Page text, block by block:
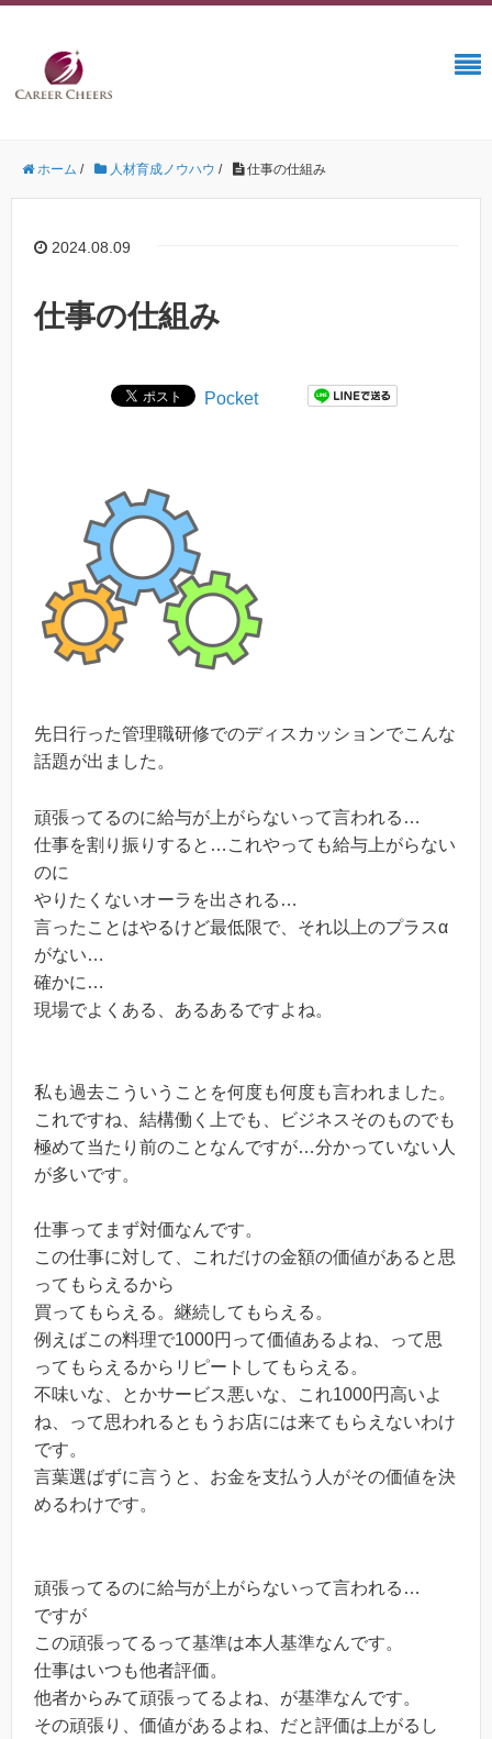
ホーム / 人材育成ノウハウ / 仕事の仕組み
2024.08.09
仕事の仕組み
Pocket
先日行った管理職研修でのディスカッションでこんな
話題が出ました。
頑張ってるのに給与が上がらないって言われる…
仕事を割り振りすると…これやっても給与上がらない
のに
やりたくないオーラを出される…
言ったことはやるけど最低限で、それ以上のプラスα
がない…
確かに…
現場でよくある、あるあるですよね。
私も過去こういうことを何度も何度も言われました。
これですね、結構働く上でも、ビジネスそのものでも
極めて当たり前のことなんですが…分かっていない人
が多いです。
仕事ってまず対価なんです。
この仕事に対して、これだけの金額の価値があると思
ってもらえるから
買ってもらえる。継続してもらえる。
例えばこの料理で1000円って価値あるよね、って思
ってもらえるからリピートしてもらえる。
不味いな、とかサービス悪いな、これ1000円高いよ
ね、って思われるともうお店には来てもらえないわけ
です。
言葉選ばずに言うと、お金を支払う人がその価値を決
めるわけです。
頑張ってるのに給与が上がらないって言われる…
ですが
この頑張ってるって基準は本人基準なんです。
仕事はいつも他者評価。
他者からみて頑張ってるよね、が基準なんです。
その頑張り、価値があるよね、だと評価は上がるし